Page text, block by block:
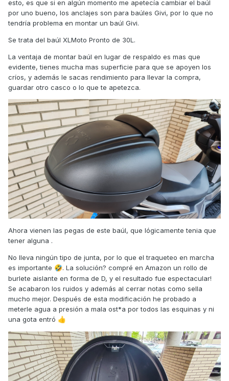
esto, es que si en algún momento me apetecía cambiar el baúl
por uno bueno, los anclajes son para baúles Givi, por lo que no
tendría problema en montar un baúl Givi.
Se trata del baúl XLMoto Pronto de 30L.
La ventaja de montar baúl en lugar de respaldo es mas que
evidente, tienes mucha mas superficie para que se apoyen los
críos, y además le sacas rendimiento para llevar la compra,
guardar otro casco o lo que te apetezca.
Ahora vienen las pegas de este baúl, que lógicamente tenia que
tener alguna .
No lleva ningún tipo de junta, por lo que el traqueteo en marcha
es importante 🤣. La solución? compré en Amazon un rollo de
burlete aislante en forma de D, y el resultado fue espectacular!
Se acabaron los ruidos y además al cerrar notas como sella
mucho mejor. Después de esta modificación he probado a
meterle agua a presión a mala ost*a por todos las esquinas y ni
una gota entró 👍